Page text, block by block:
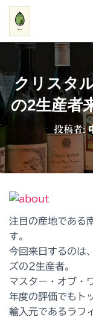
クリスタ
の2生産者
投稿者:
注目の産地である
す。
今回来日するのは
ズの2生産者。
マスター・オブ・
年度の評価でもト
輸入元であるラフ